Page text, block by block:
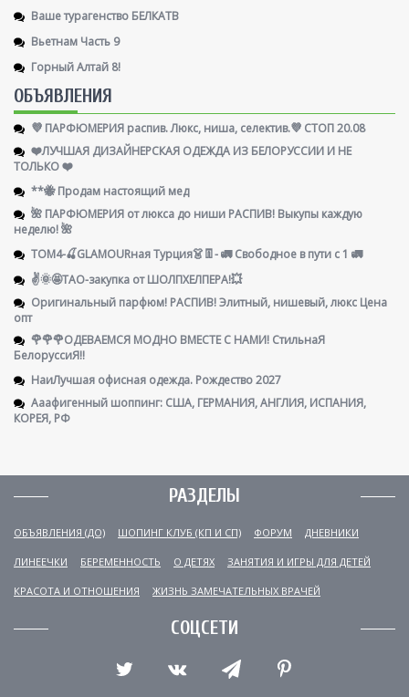
Ваше турагенство БЕЛКАТВ
Вьетнам Часть 9
Горный Алтай 8!
ОБЪЯВЛЕНИЯ
💜 ПАРФЮМЕРИЯ распив. Люкс, ниша, селектив.💜 СТОП 20.08
❤️ЛУЧШАЯ ДИЗАЙНЕРСКАЯ ОДЕЖДА ИЗ БЕЛОРУССИИ И НЕ
ТОЛЬКО ❤️
**🐝 Продам настоящий мед
🌺 ПАРФЮМЕРИЯ от люкса до ниши РАСПИВ! Выкупы каждую
неделю! 🌺
ТОМ4-🍒GLAMOURная Турция👗👖- 🚛 Свободное в пути с 1 🚛
✌️🌞🤩ТАО-закупка от ШОЛПХЕЛПЕРА!💥
Оригинальный парфюм! РАСПИВ! Элитный, нишевый, люкс Цена
опт
🌹🌹🌹ОДЕВАЕМСЯ МОДНО ВМЕСТЕ С НАМИ! СтильнаЯ
БелоруссиЯ‼
НаиЛучшая офисная одежда. Рождество 2027
Ааафигенный шоппинг: США, ГЕРМАНИЯ, АНГЛИЯ, ИСПАНИЯ,
КОРЕЯ, РФ
РАЗДЕЛЫ
ОБЪЯВЛЕНИЯ (ДО) ШОПИНГ КЛУБ (КП И СП) ФОРУМ ДНЕВНИКИ
ЛИНЕЕЧКИ БЕРЕМЕННОСТЬ О ДЕТЯХ ЗАНЯТИЯ И ИГРЫ ДЛЯ ДЕТЕЙ
КРАСОТА И ОТНОШЕНИЯ ЖИЗНЬ ЗАМЕЧАТЕЛЬНЫХ ВРАЧЕЙ
СОЦСЕТИ